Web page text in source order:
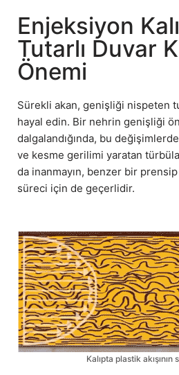
Enjeksiyon
Tutarlı Duvar
Önemi
Sürekli akan, genişliği nispeten
hayal edin. Bir nehrin genişliği
dalgalandığında, bu
ve kesme gerilimi yaratan
da inanmayın, benzer bir
süreci için de geçerlidir.
Kalıpta plastik